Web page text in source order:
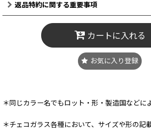
返品特約に関する重要事項
カートに入れる
お気に入り登録
＊同じカラー名でもロット・形・製造国などに
＊チェコガラス各種において、サイズや形の記